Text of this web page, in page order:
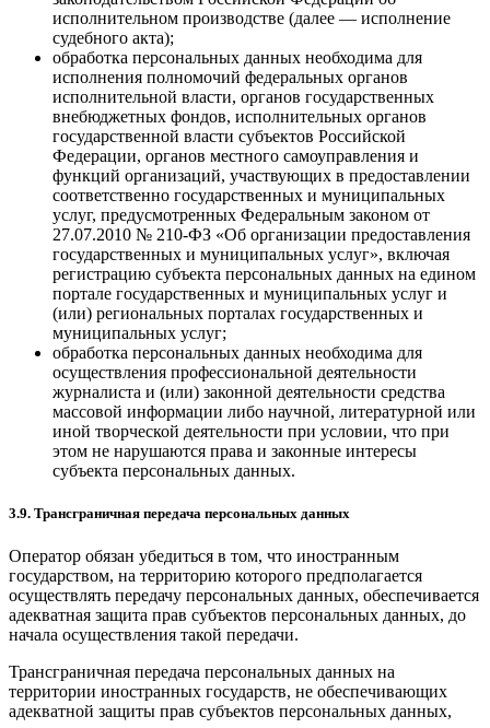
исполнительном производстве (далее — исполнение
судебного акта);
обработка персональных данных необходима для
исполнения полномочий федеральных органов
исполнительной власти, органов государственных
внебюджетных фондов, исполнительных органов
государственной власти субъектов Российской
Федерации, органов местного самоуправления и
функций организаций, участвующих в предоставлении
соответственно государственных и муниципальных
услуг, предусмотренных Федеральным законом от
27.07.2010 № 210-ФЗ «Об организации предоставления
государственных и муниципальных услуг», включая
регистрацию субъекта персональных данных на едином
портале государственных и муниципальных услуг и
(или) региональных порталах государственных и
муниципальных услуг;
обработка персональных данных необходима для
осуществления профессиональной деятельности
журналиста и (или) законной деятельности средства
массовой информации либо научной, литературной или
иной творческой деятельности при условии, что при
этом не нарушаются права и законные интересы
субъекта персональных данных.
3.9. Трансграничная передача персональных данных
Оператор обязан убедиться в том, что иностранным
государством, на территорию которого предполагается
осуществлять передачу персональных данных, обеспечивается
адекватная защита прав субъектов персональных данных, до
начала осуществления такой передачи.
Трансграничная передача персональных данных на
территории иностранных государств, не обеспечивающих
адекватной защиты прав субъектов персональных данных,